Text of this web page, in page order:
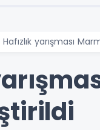
Hafızlık yarışması